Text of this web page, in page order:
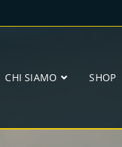
CHI SIAMO SHOP